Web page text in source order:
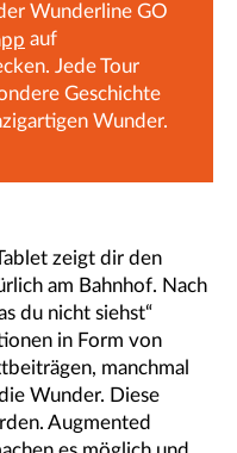
Wunderline GO
auf
Jede Tour
Geschichte
Wunder.
zeigt dir den
am Bahnhof. Nach
du nicht siehst“
in Form von
manchmal
Wunder. Diese
Augmented